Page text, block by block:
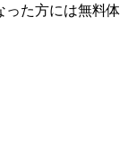
た方には無料体